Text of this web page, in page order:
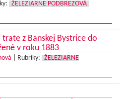
ŽELEZIARNE PODBREZOVÁ
z Banskej Bystrice do
v roku 1883
Rubriky:
ŽELEZIARNE